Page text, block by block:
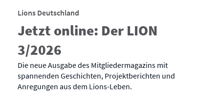
Lions Deutschland
Jetzt online: Der LION
3/2026
Die neue Ausgabe des Mitgliedermagazins mit
spannenden Geschichten, Projektberichten und
Anregungen aus dem Lions-Leben.